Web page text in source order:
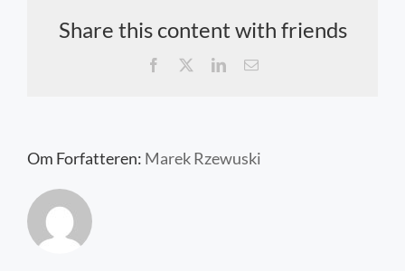
Share this content with friends
Facebook LinkedIn
E-
Om Forfatteren: Marek Rzewuski